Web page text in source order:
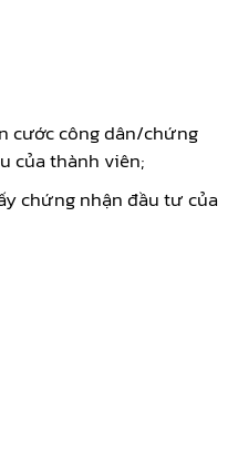
cước công dân/chứng
của thành viên;
chứng nhận đầu tư của